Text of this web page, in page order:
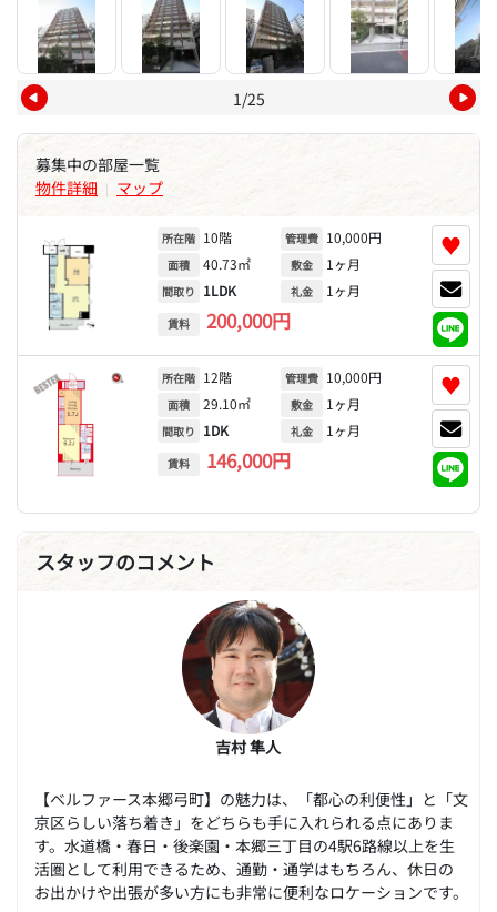
1/25
募集中の部屋一覧
物件詳細 | マップ
所在階 10階
面積 40.73㎡
間取り 1LDK
賃料 200,000円
管理費 10,000円
敷金 1ヶ月
礼金 1ヶ月
♥
所在階 12階
面積 29.10㎡
間取り 1DK
賃料 146,000円
管理費 10,000円
敷金 1ヶ月
礼金 1ヶ月
♥
スタッフのコメント
吉村 隼人
【ベルファース本郷弓町】の魅力は、「都心の利便性」と「文
京区らしい落ち着き」をどちらも手に入れられる点にありま
す。水道橋・春日・後楽園・本郷三丁目の4駅6路線以上を生
活圏として利用できるため、通勤・通学はもちろん、休日の
お出かけや出張が多い方にも非常に便利なロケーションです。